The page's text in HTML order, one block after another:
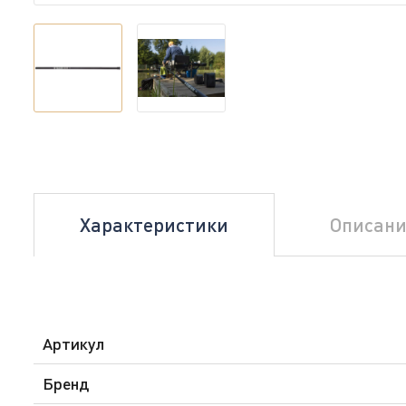
Характеристики
Артикул
Бренд